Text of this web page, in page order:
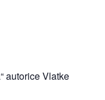
autorice Vlatke